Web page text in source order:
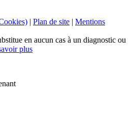
| Plan de site | Mentions
en aucun cas à un diagnostic ou
plus